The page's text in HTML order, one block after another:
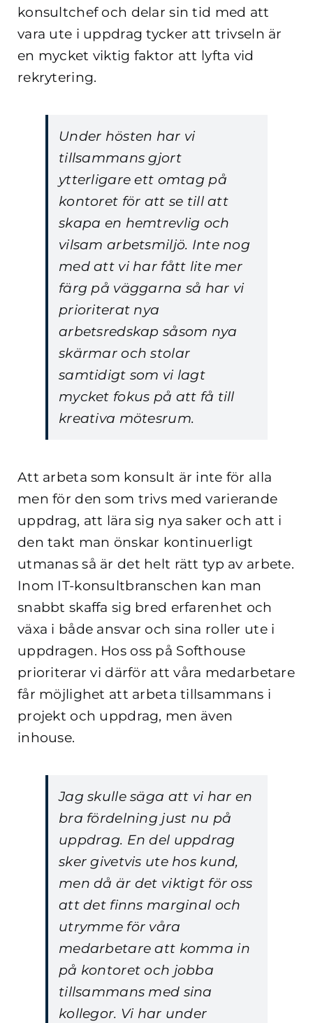
konsultchef och delar sin tid med att
vara ute i uppdrag tycker att trivseln är
en mycket viktig faktor att lyfta vid
rekrytering.
Under hösten har vi
tillsammans gjort
ytterligare ett omtag på
kontoret för att se till att
skapa en hemtrevlig och
vilsam arbetsmiljö. Inte nog
med att vi har fått lite mer
färg på väggarna så har vi
prioriterat nya
arbetsredskap såsom nya
skärmar och stolar
samtidigt som vi lagt
mycket fokus på att få till
kreativa mötesrum.
Att arbeta som konsult är inte för alla
men för den som trivs med varierande
uppdrag, att lära sig nya saker och att i
den takt man önskar kontinuerligt
utmanas så är det helt rätt typ av arbete.
Inom IT-konsultbranschen kan man
snabbt skaffa sig bred erfarenhet och
växa i både ansvar och sina roller ute i
uppdragen. Hos oss på Softhouse
prioriterar vi därför att våra medarbetare
får möjlighet att arbeta tillsammans i
projekt och uppdrag, men även
inhouse.
Jag skulle säga att vi har en
bra fördelning just nu på
uppdrag. En del uppdrag
sker givetvis ute hos kund,
men då är det viktigt för oss
att det finns marginal och
utrymme för våra
medarbetare att komma in
på kontoret och jobba
tillsammans med sina
kollegor. Vi har under